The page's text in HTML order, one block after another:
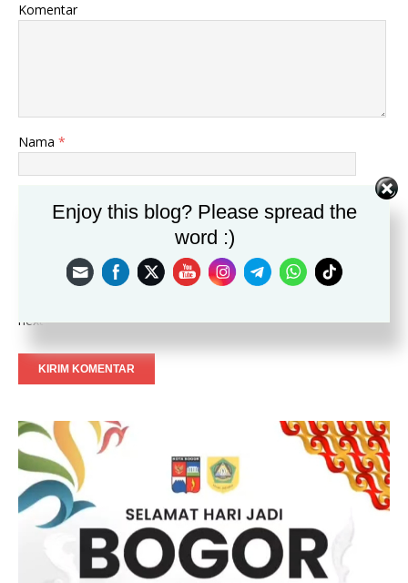
Komentar
Nama *
next time I comment.
Enjoy this blog? Please spread the
word :)